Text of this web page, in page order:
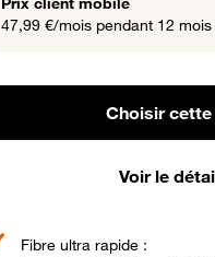
47,99 €/mois pendant 12
Choisir
Voir le
Fibre ultra rapide :